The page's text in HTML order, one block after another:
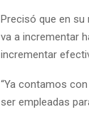
Precisó que en
va a incrementar
incrementar
“Ya contamos
ser empleadas